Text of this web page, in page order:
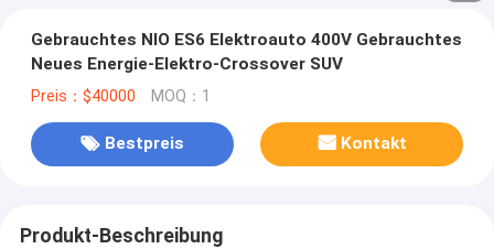
Gebrauchtes NIO ES6 Elektroauto 400V Gebrauchtes
Neues Energie-Elektro-Crossover SUV
Preis：$40000 MOQ：1
Bestpreis Kontakt
Produkt-Beschreibung